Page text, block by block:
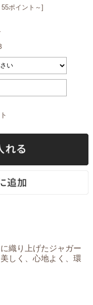
ポイント～]
織り上げたジャガー
しく、心地よく、環